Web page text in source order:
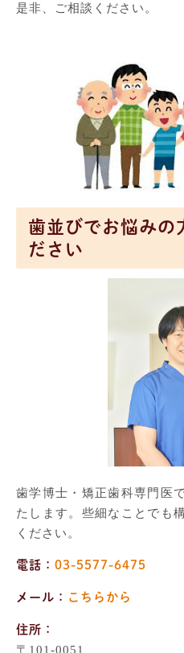
是非、ご相談ください。
歯並びでお悩みの
ださい
歯学博士・矯正歯科専門医
たします。些細なことでも
ください。
電話： 03-5577-6475
メール： こちらから
住所：
〒101-0051